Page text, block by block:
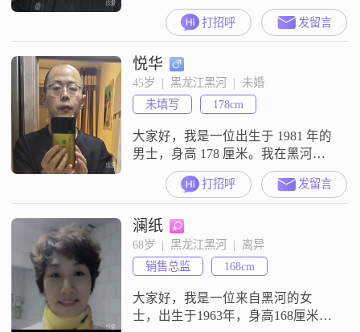
打招呼 发留言
悦华
45岁  |  黑龙江黑河  |  未婚
未填写
178cm
大家好，我是一位出生于 1981 年的
男士，身高 178 厘米。我在黑河工
作，月收入大概在 3001 - 5000 元，
学历是高中及以下。我性格方面比
较温和友善，不过有点内敛慢热。
平时我独立自主，喜欢尝试新鲜的
事物，也一直在努力提升自己，追
求精神上的富足。我特别喜欢阅读
和写作，在文字的世界里能让我获
得很多感悟。我还是个
打招呼 发留言
澜纸
68岁  |  黑龙江黑河  |  离异
销售总监
168cm
大家好，我是一位来自黑河的女
士，出生于1963年，身高168厘米。